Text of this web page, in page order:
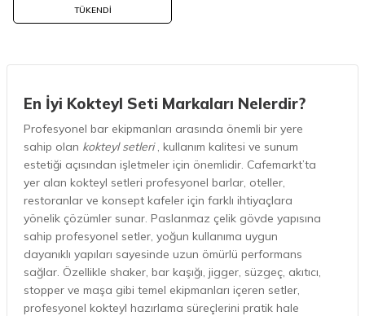
TÜKENDI
En İyi Kokteyl Seti Markaları Nelerdir?
Profesyonel bar ekipmanları arasında önemli bir yere
sahip olan kokteyl setleri, kullanım kalitesi ve sunum
estetiği açısından işletmeler için önemlidir. Cafemarkt’ta
yer alan kokteyl setleri profesyonel barlar, oteller,
restoranlar ve konsept kafeler için farklı ihtiyaçlara
yönelik çözümler sunar. Paslanmaz çelik gövde yapısına
sahip profesyonel setler, yoğun kullanıma uygun
dayanıklı yapıları sayesinde uzun ömürlü performans
sağlar. Özellikle shaker, bar kaşığı, jigger, süzgeç, akıtıcı,
stopper ve maşa gibi temel ekipmanları içeren setler,
profesyonel kokteyl hazırlama süreçlerini pratik hale